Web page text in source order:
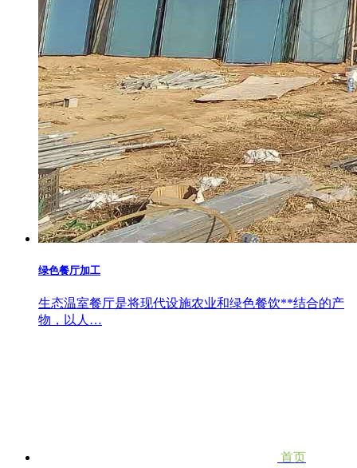
绿色餐厅加工
生态温室餐厅是将现代设施农业和绿色餐饮**结合的产
物，以人…
首页